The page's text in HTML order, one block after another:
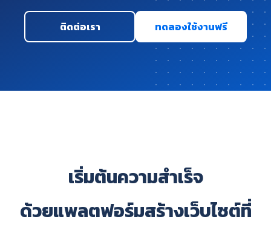
ติดต่อเรา ทดลองใช้งานฟรี
เริ่มต้นความสำเร็จ
ด้วยแพลตฟอร์มสร้างเว็บไซต์ที่